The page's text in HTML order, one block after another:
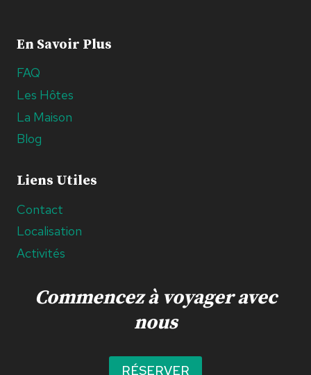
En Savoir Plus
FAQ
Les Hôtes
La Maison
Blog
Liens Utiles
Contact
Localisation
Activités
Commencez à voyager avec
nous
RÉSERVER